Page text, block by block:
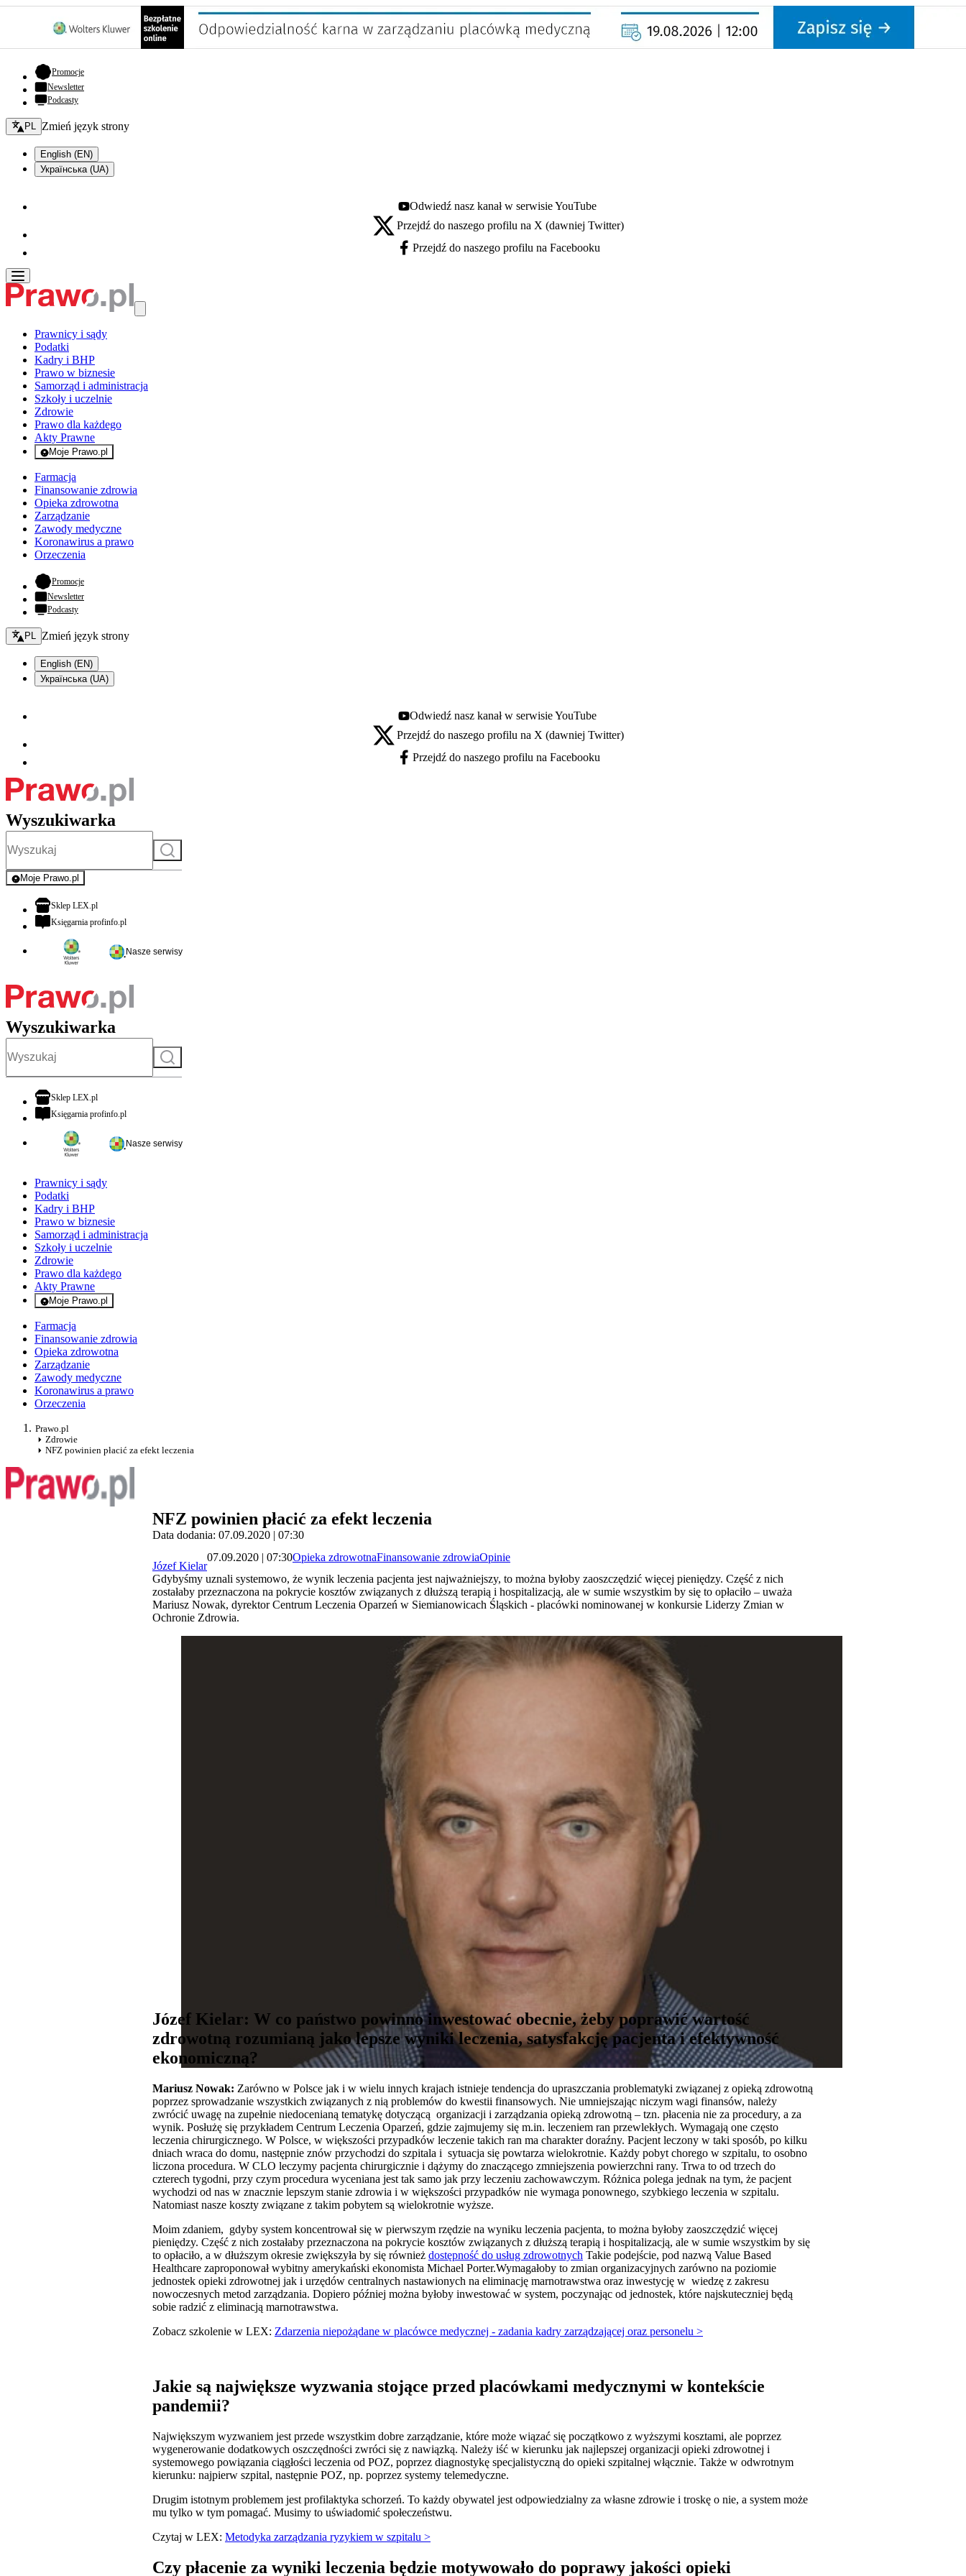
Promocje- otwiera się w nowej karcie
Newsletter
Podcasty
Zmień język - bieżący:
PL Zmień język strony
English (EN)
Українська (UA)
Youtube - otwiera się w nowej karcie
Odwiedź nasz kanał w serwisie YouTube
X - otwiera się w nowej karcie
Przejdź do naszego profilu na X (dawniej Twitter)
Facebook - otwiera się w nowej karcie
Przejdź do naszego profilu na Facebooku
Prawnicy i sądy
Podatki
Kadry i BHP
Prawo w biznesie
Samorząd i administracja
Szkoły i uczelnie
Zdrowie
Prawo dla każdego
Akty Prawne
Moje Prawo.pl
- rejestracja i logowanie do serwisu
Farmacja
Finansowanie zdrowia
Opieka zdrowotna
Zarządzanie
Zawody medyczne
Koronawirus a prawo
Orzeczenia
Promocje- otwiera się w nowej karcie
Newsletter
Podcasty
Zmień język - bieżący:
PL Zmień język strony
English (EN)
Українська (UA)
Youtube - otwiera się w nowej karcie
Odwiedź nasz kanał w serwisie YouTube
X - otwiera się w nowej karcie
Przejdź do naszego profilu na X (dawniej Twitter)
Facebook - otwiera się w nowej karcie
Przejdź do naszego profilu na Facebooku
Wyszukiwarka
Szukaj
Moje Prawo.pl
- rejestracja i logowanie do serwisu
Sklep LEX.plotwiera się w nowej karcie
Księgarnia profinfo.plotwiera się w nowej karcie
Nasze serwisy
Wyszukiwarka
Szukaj
Sklep LEX.plotwiera się w nowej karcie
Księgarnia profinfo.plotwiera się w nowej karcie
Nasze serwisy
Prawnicy i sądy
Podatki
Kadry i BHP
Prawo w biznesie
Samorząd i administracja
Szkoły i uczelnie
Zdrowie
Prawo dla każdego
Akty Prawne
Moje Prawo.pl
- rejestracja i logowanie do serwisu
Farmacja
Finansowanie zdrowia
Opieka zdrowotna
Zarządzanie
Zawody medyczne
Koronawirus a prawo
Orzeczenia
Prawo.pl
Zdrowie
NFZ powinien płacić za efekt leczenia
NFZ powinien płacić za efekt leczenia
Data dodania: 07.09.2020 | 07:30
Józef Kielar
07.09.2020 | 07:30Opieka zdrowotnaFinansowanie zdrowiaOpinie
Gdybyśmy uznali systemowo, że wynik leczenia pacjenta jest najważniejszy, to można byłoby zaoszczędzić więcej pieniędzy. Część z nich
zostałaby przeznaczona na pokrycie kosztów związanych z dłuższą terapią i hospitalizacją, ale w sumie wszystkim by się to opłaciło – uważa
Mariusz Nowak, dyrektor Centrum Leczenia Oparzeń w Siemianowicach Śląskich - placówki nominowanej w konkursie Liderzy Zmian w
Ochronie Zdrowia.
Józef Kielar: W co państwo powinno inwestować obecnie, żeby poprawić wartość
zdrowotną rozumianą jako lepsze wyniki leczenia, satysfakcję pacjenta i efektywność
ekonomiczną?
Mariusz Nowak: Zarówno w Polsce jak i w wielu innych krajach istnieje tendencja do upraszczania problematyki związanej z opieką zdrowotną
poprzez sprowadzanie wszystkich związanych z nią problemów do kwestii finansowych. Nie umniejszając niczym wagi finansów, należy
zwrócić uwagę na zupełnie niedocenianą tematykę dotyczącą organizacji i zarządzania opieką zdrowotną – tzn. płacenia nie za procedury, a za
wynik. Posłużę się przykładem Centrum Leczenia Oparzeń, gdzie zajmujemy się m.in. leczeniem ran przewlekłych. Wymagają one często
leczenia chirurgicznego. W Polsce, w większości przypadków leczenie takich ran ma charakter doraźny. Pacjent leczony w taki sposób, po kilku
dniach wraca do domu, następnie znów przychodzi do szpitala i sytuacja się powtarza wielokrotnie. Każdy pobyt chorego w szpitalu, to osobno
liczona procedura. W CLO leczymy pacjenta chirurgicznie i dążymy do znaczącego zmniejszenia powierzchni rany. Trwa to od trzech do
czterech tygodni, przy czym procedura wyceniana jest tak samo jak przy leczeniu zachowawczym. Różnica polega jednak na tym, że pacjent
wychodzi od nas w znacznie lepszym stanie zdrowia i w większości przypadków nie wymaga ponownego, szybkiego leczenia w szpitalu.
Natomiast nasze koszty związane z takim pobytem są wielokrotnie wyższe.
Moim zdaniem, gdyby system koncentrował się w pierwszym rzędzie na wyniku leczenia pacjenta, to można byłoby zaoszczędzić więcej
pieniędzy. Część z nich zostałaby przeznaczona na pokrycie kosztów związanych z dłuższą terapią i hospitalizacją, ale w sumie wszystkim by się
to opłaciło, a w dłuższym okresie zwiększyła by się również dostępność do usług zdrowotnych Takie podejście, pod nazwą Value Based
Healthcare zaproponował wybitny amerykański ekonomista Michael Porter.Wymagałoby to zmian organizacyjnych zarówno na poziomie
jednostek opieki zdrowotnej jak i urzędów centralnych nastawionych na eliminację marnotrawstwa oraz inwestycję w wiedzę z zakresu
nowoczesnych metod zarządzania. Dopiero później można byłoby inwestować w system, poczynając od jednostek, które najskuteczniej będą
sobie radzić z eliminacją marnotrawstwa.
Zobacz szkolenie w LEX: Zdarzenia niepożądane w placówce medycznej - zadania kadry zarządzającej oraz personelu >
Jakie są największe wyzwania stojące przed placówkami medycznymi w kontekście
pandemii?
Największym wyzwaniem jest przede wszystkim dobre zarządzanie, które może wiązać się początkowo z wyższymi kosztami, ale poprzez
wygenerowanie dodatkowych oszczędności zwróci się z nawiązką. Należy iść w kierunku jak najlepszej organizacji opieki zdrowotnej i
systemowego powiązania ciągłości leczenia od POZ, poprzez diagnostykę specjalistyczną do opieki szpitalnej włącznie. Także w odwrotnym
kierunku: najpierw szpital, następnie POZ, np. poprzez systemy telemedyczne.
Drugim istotnym problemem jest profilaktyka schorzeń. To każdy obywatel jest odpowiedzialny za własne zdrowie i troskę o nie, a system może
mu tylko w tym pomagać. Musimy to uświadomić społeczeństwu.
Czytaj w LEX: Metodyka zarządzania ryzykiem w szpitalu >
Czy płacenie za wyniki leczenia będzie motywowało do poprawy jakości opieki